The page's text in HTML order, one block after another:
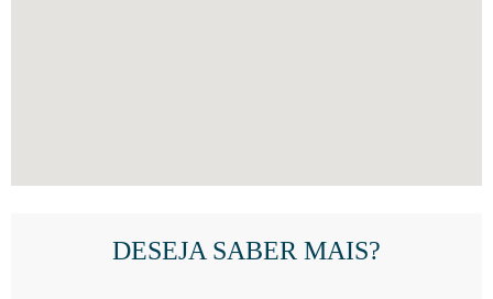
DESEJA SABER MAIS?